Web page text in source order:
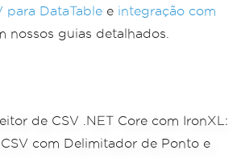
para DataTable e integração com
nossos guias detalhados.